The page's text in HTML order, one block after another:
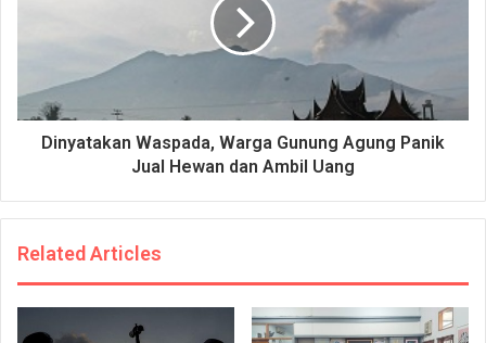
Dinyatakan Waspada, Warga Gunung Agung Panik
Jual Hewan dan Ambil Uang
Related Articles